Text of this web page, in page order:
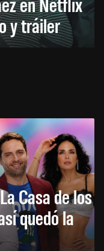
y tráiler
Casa de los
quedó la